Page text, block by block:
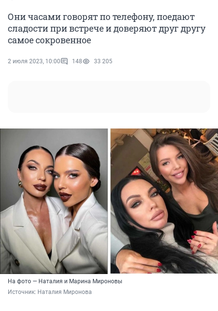
Они часами говорят по телефону, поедают
сладости при встрече и доверяют друг другу
самое сокровенное
2 июля 2023, 10:00 148 33 205
На фото — Наталия и Марина Мироновы
Источник: Наталия Миронова